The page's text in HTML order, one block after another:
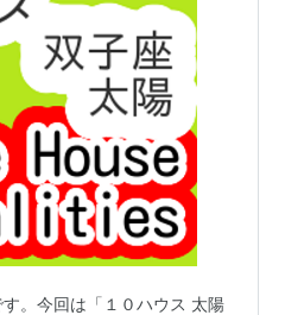
。今回は「１０ハウス 太陽